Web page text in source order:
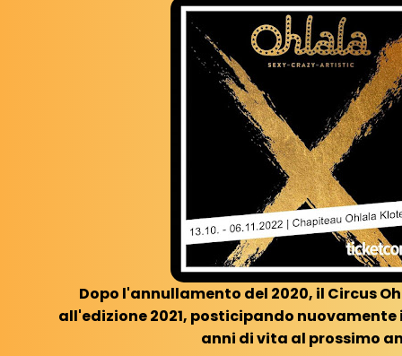
Dopo l'annullamento del 2020, il Circus
all'edizione 2021, posticipando nuovamente
anni di vita al prossimo